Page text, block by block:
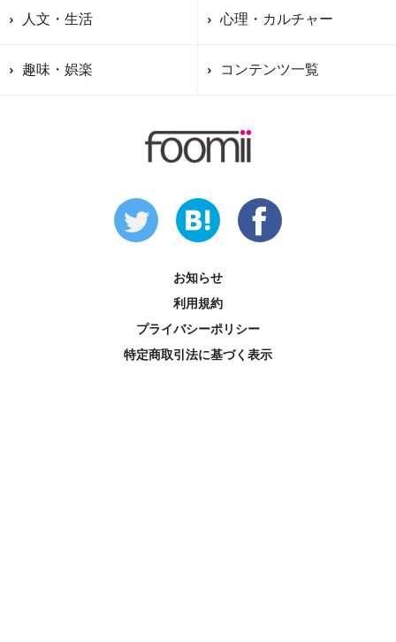
人文・生活 心理・カルチャー
趣味・娯楽 コンテンツ一覧
お知らせ
利用規約
プライバシーポリシー
特定商取引法に基づく表示